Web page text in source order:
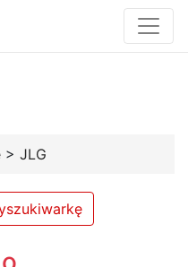
> JLG